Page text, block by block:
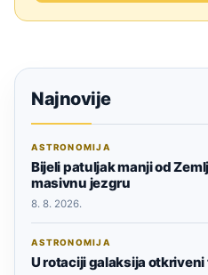
Najnovije
ASTRONOMIJA
Bijeli patuljak manji od
masivnu jezgru
8. 8. 2026.
ASTRONOMIJA
U rotaciji galaksija